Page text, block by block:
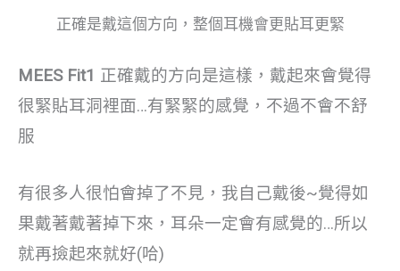
正確是戴這個方向，整個耳機會更貼耳更緊
MEES Fit1 正確戴的方向是這樣，戴起來會覺得
很緊貼耳洞裡面…有緊緊的感覺，不過不會不舒
服
有很多人很怕會掉了不見，我自己戴後~覺得如
果戴著戴著掉下來，耳朵一定會有感覺的…所以
就再撿起來就好(哈)